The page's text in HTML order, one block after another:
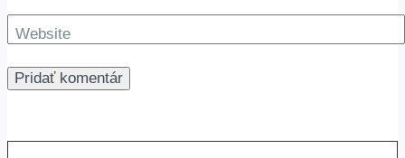
Website